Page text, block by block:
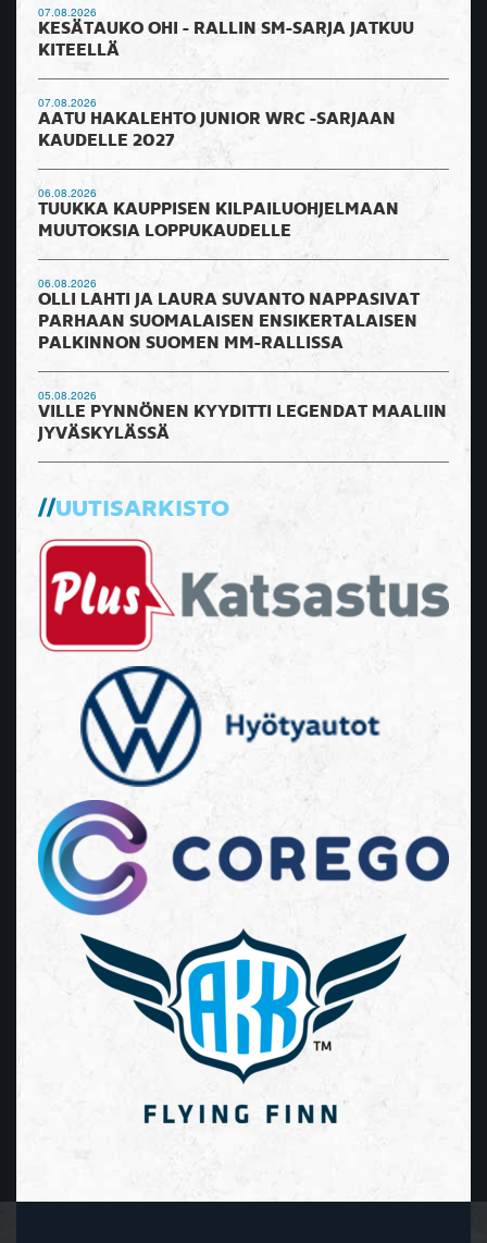
07.08.2026
KESÄTAUKO OHI - RALLIN SM-SARJA JATKUU
KITEELLÄ
07.08.2026
AATU HAKALEHTO JUNIOR WRC -SARJAAN
KAUDELLE 2027
06.08.2026
TUUKKA KAUPPISEN KILPAILUOHJELMAAN
MUUTOKSIA LOPPUKAUDELLE
06.08.2026
OLLI LAHTI JA LAURA SUVANTO NAPPASIVAT
PARHAAN SUOMALAISEN ENSIKERTALAISEN
PALKINNON SUOMEN MM-RALLISSA
05.08.2026
VILLE PYNNÖNEN KYYDITTI LEGENDAT MAALIIN
JYVÄSKYLÄSSÄ
UUTISARKISTO